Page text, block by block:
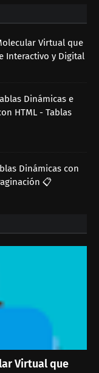
Virtual que
Interactivo y Digital
Dinámicas e
HTML - Tablas
Dinámicas con
📋
Virtual que